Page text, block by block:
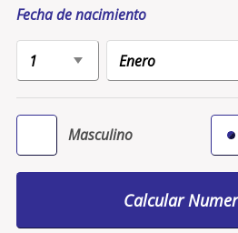
Fecha de nacimiento
Masculino